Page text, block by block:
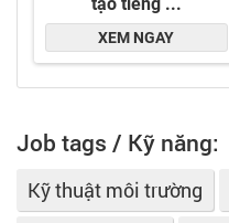
Job tags / Kỹ năng:
Kỹ thuật môi trường